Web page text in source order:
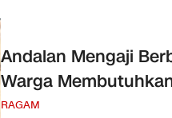
Andalan Mengaji
Warga
RAGAM